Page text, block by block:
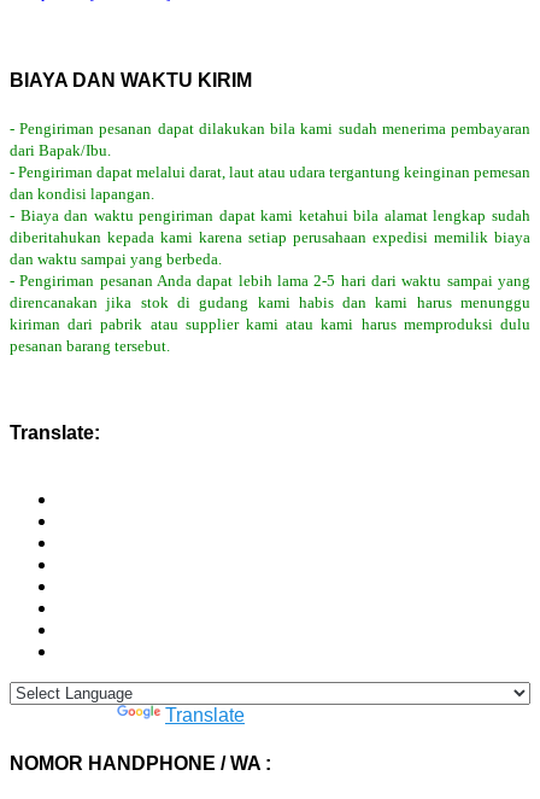
BIAYA DAN WAKTU KIRIM
- Pengiriman pesanan dapat dilakukan bila kami sudah menerima pembayaran
dari Bapak/Ibu.
- Pengiriman dapat melalui darat, laut atau udara tergantung keinginan pemesan
dan kondisi lapangan.
- Biaya dan waktu pengiriman dapat kami ketahui bila alamat lengkap sudah
diberitahukan kepada kami karena setiap perusahaan expedisi memilik biaya
dan waktu sampai yang berbeda.
- Pengiriman pesanan Anda dapat lebih lama 2-5 hari dari waktu sampai yang
direncanakan jika stok di gudang kami habis dan kami harus menunggu
kiriman dari pabrik atau supplier kami atau kami harus memproduksi dulu
pesanan barang tersebut.
Translate:
Translate
NOMOR HANDPHONE / WA :